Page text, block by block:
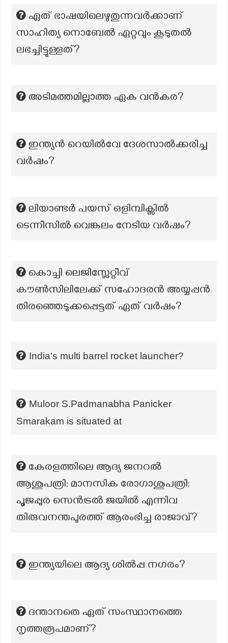
ഏത് ഭാഷയിലെഴുതുന്നവർക്കാണ്
സാഹിത്യ നൊബേൽ ഏറ്റവും കൂടുതൽ
ലഭച്ചിട്ടുള്ളത്?
അടിമത്തമില്ലാത്ത ഏക വൻകര?
ഇന്ത്യൻ റെയിൽവേ ദേശസാൽക്കരിച്ച
വർഷം?
ലിയാണ്ടർ പയസ് ഒളിമ്പിക്സിൽ
ടെന്നീസിൽ വെങ്കലം നേടിയ വർഷം?
കൊച്ചി ലെജിസ്ലേറ്റീവ്
കൗൺസിലിലേക്ക് സഹോദരൻ അയ്യപ്പൻ
തിരഞ്ഞെടുക്കപ്പെട്ടത് ഏത് വർഷം?
India's multi barrel rocket launcher?
Muloor S.Padmanabha Panicker
Smarakam is situated at
കേരളത്തിലെ ആദ്യ ജനറൽ
ആശുപത്രി; മാനസിക രോഗാശുപത്രി;
പൂജപ്പുര സെൻട്രൽ ജയിൽ എന്നിവ
തിരുവനന്തപുരത്ത് ആരംഭിച്ച രാജാവ്?
ഇന്ത്യയിലെ ആദ്യ ശില്‍പ്പ നഗരം?
ദന്താനതെ ഏത് സംസ്ഥാനത്തെ
നൃത്തരൂപമാണ്?